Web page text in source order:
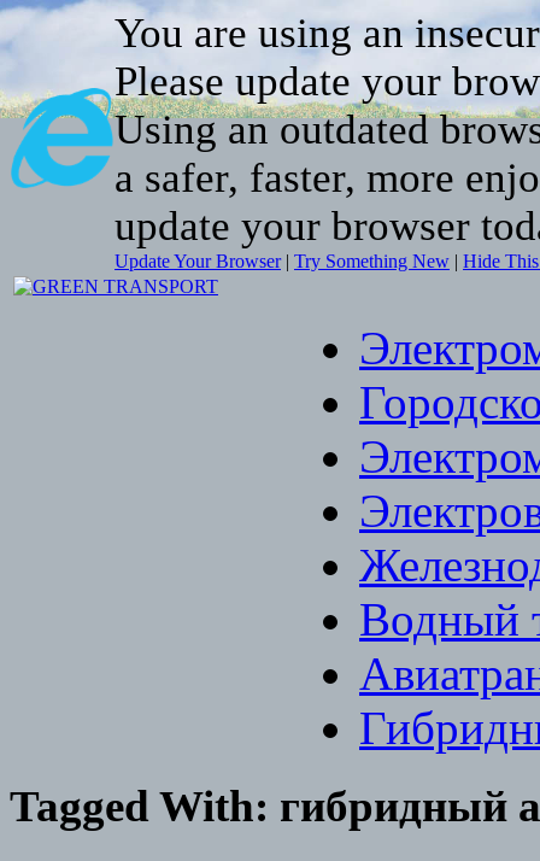
You are using an
Please update your
Using an outdated
a safer, faster, more
update your browser
Update Your Browser| Try Something New | Hide
Водный
Tagged With: гибридный